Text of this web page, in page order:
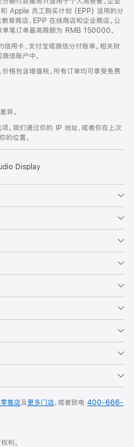
Apple 员工购买计划 (EPP) 适用的分
育商店、EPP 在线商店和企业商店。公
单笔订单最高限额为 RMB 150000。
用卡、支付宝或微信分付账单。相关财
信账户中。
格包含增值税。所有订单均可享受免费
异。
。我们通过你的 IP 地址，或者你在上次
的位置。
Display
售店及更多门店，或者致电 400-666-
利。